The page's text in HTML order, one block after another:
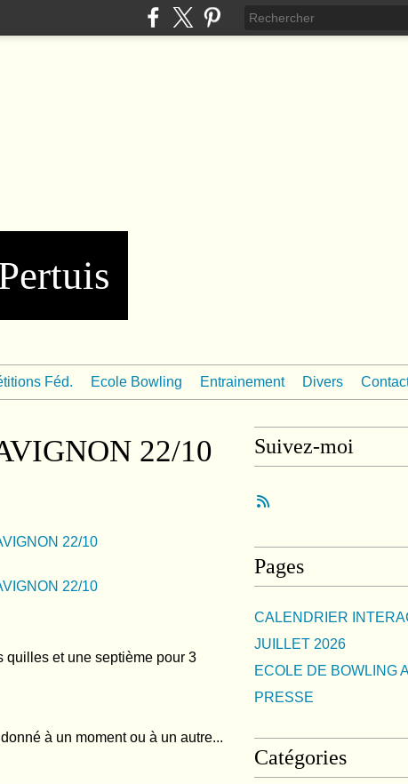
Féd. Ecole Bowling Entrainement Divers
22/10
quilles et une septième pour 3
à un moment ou à un autre...
Suivez-moi
Pages
CALENDRIER
JUILLET 2026
ECOLE DE BOWLING
PRESSE
Catégories